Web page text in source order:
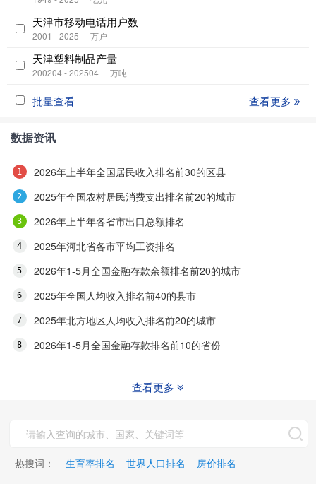
天津市移动电话用户数
2001 - 2025 万户
天津塑料制品产量
200204 - 202504 万吨
批量查看 查看更多
数据资讯
2026年上半年全国居民收入排名前30的区县
2025年全国农村居民消费支出排名前20的城市
2026年上半年各省市出口总额排名
2025年河北省各市平均工资排名
2026年1-5月全国金融存款余额排名前20的城市
2025年全国人均收入排名前40的县市
2025年北方地区人均收入排名前20的城市
2026年1-5月全国金融存款排名前10的省份
查看更多
热搜词： 生育率排名 世界人口排名 房价排名